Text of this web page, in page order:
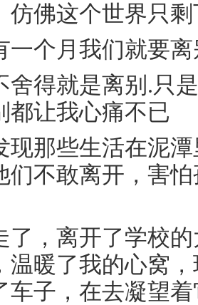
仿佛这个世界只
一个月我们就要
舍得就是离别.只
都让我心痛不已
现那些生活在泥
们不敢离开，害
了，离开了学校
温暖了我的心窝
车子，在去凝望